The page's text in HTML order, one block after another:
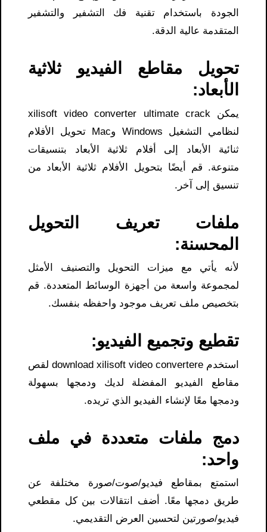
الجودة باستخدام تقنية فك التشفير والتشفير
المتقدمة عالية الدقة.
تحويل مقاطع الفيديو ثلاثية
الأبعاد:
لنظامي التشغيل Windows وMac تحويل الأفلام
ثنائية الأبعاد إلى أفلام ثلاثية الأبعاد بتنسيقات
متنوعة. قم أيضًا بتحويل الأفلام ثلاثية الأبعاد من
تنسيق إلى آخر.
ملفات تعريف التحويل
المحسنة:
لأنه يأتي مع ميزات التحويل والتصنيف الأمثل
لمجموعة واسعة من أجهزة الوسائط المتعددة. قم
بتخصيص ملف تعريف موجود واحفظه بنفسك.
تقطيع وتجميع الفيديو:
استخدم download xilisoft video converter​e لقص
مقاطع الفيديو المفضلة لديك ودمجها بسهولة
ودمجها معًا لإنشاء الفيديو الذي تريده.
دمج ملفات متعددة في ملف
واحد:
استمتع بمقاطع فيديو/صوت/صورة مختلفة عن
طريق دمجها معًا. أضف انتقالات بين كل مقطعي
فيديو/صورتين لتحسين العرض التقديمي.